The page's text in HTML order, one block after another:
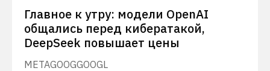
Главное к утру: модели OpenAI
общались перед кибератакой,
DeepSeek повышает цены
METAGOOGGOOGL